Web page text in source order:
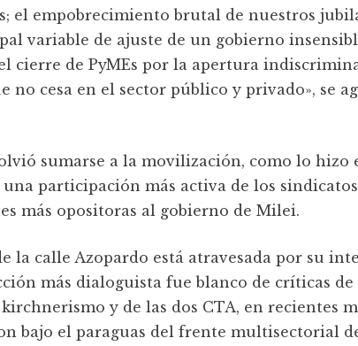
el empobrecimiento brutal de nuestros
variable de ajuste de un gobierno
cierre de PyMEs por la apertura
no cesa en el sector público y privado», se
sumarse a la movilización, como lo hizo
una participación más activa de los
más opositoras al gobierno de Milei.
la calle Azopardo está atravesada por su
más dialoguista fue blanco de críticas de
y de las dos CTA, en recientes
bajo el paraguas del frente multisectorial